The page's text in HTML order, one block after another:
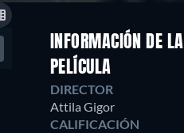
INFORMACIÓN DE LA
PELÍCULA
DIRECTOR
Attila Gigor
CALIFICACIÓN